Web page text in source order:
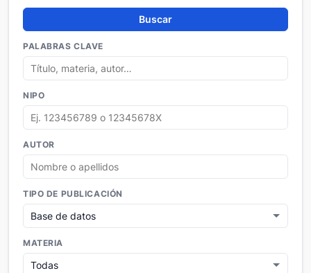
Buscar
PALABRAS CLAVE
NIPO
AUTOR
TIPO DE PUBLICACIÓN
MATERIA